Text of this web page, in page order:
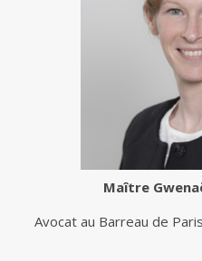
Maître
Avocat au Barreau de Paris